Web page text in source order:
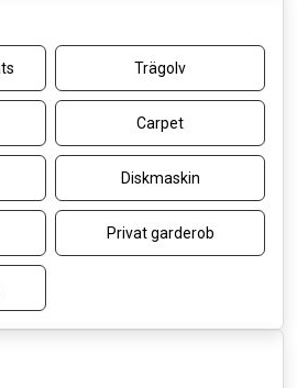
Trägolv
Carpet
Diskmaskin
Privat garderob